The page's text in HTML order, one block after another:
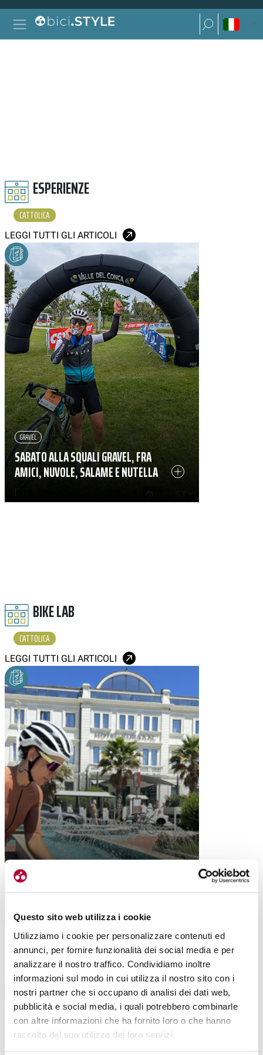
Questo sito web utilizza i cookie
Utilizziamo i cookie per personalizzare contenuti ed
annunci, per fornire funzionalità dei social media e per
analizzare il nostro traffico. Condividiamo inoltre
informazioni sul modo in cui utilizza il nostro sito con i
nostri partner che si occupano di analisi dei dati web,
pubblicità e social media, i quali potrebbero combinarle
con altre informazioni che ha fornito loro o che hanno
raccolto dal suo utilizzo dei loro servizi.
Vai al contenuto
Navigazione principale
Ricerca per:
Ricerca per:
ESPERIENZE
CATTOLICA
LEGGI TUTTI GLI ARTICOLI
SABATO ALLA SQUALI GRAVEL, FRA
AMICI, NUVOLE, SALAME E NUTELLA
GRAVEL
BIKE LAB
CATTOLICA
LEGGI TUTTI GLI ARTICOLI
ABBIGLIAMENTO
XCEED RIDE+COREFUSION: LA VIA DI X-
BIONIC PER VIVERE BENE L’ESTATE
BIKE HOTEL
CATTOLICA
LEGGI TUTTI GLI ARTICOLI